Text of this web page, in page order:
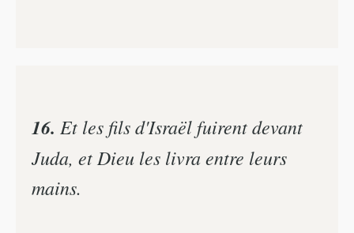
16. Et les fils d'Israël fuirent devant
Juda, et Dieu les livra entre leurs
mains.